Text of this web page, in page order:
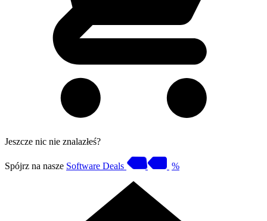
Jeszcze nic nie znalazłeś?
Spójrz na nasze Software Deals %